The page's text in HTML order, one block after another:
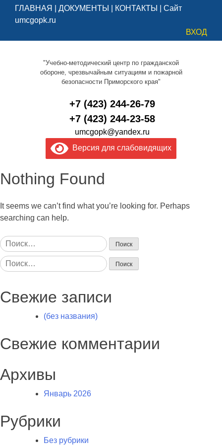
ГЛАВНАЯ ДОКУМЕНТЫ КОНТАКТЫ
Сайт
umcgopk.ru
ВХОД
"Учебно-методический центр по гражданской
обороне, чрезвычайным ситуациям и пожарной
безопасности Приморского края"
+7 (423) 244-26-79
+7 (423) 244-23-58
umcgopk@yandex.ru
Версия для слабовидящих
Nothing Found
It seems we can’t find what you’re looking for. Perhaps
searching can help.
Найти:
Найти:
Свежие записи
(без названия)
Свежие комментарии
Архивы
Январь 2026
Рубрики
Без рубрики